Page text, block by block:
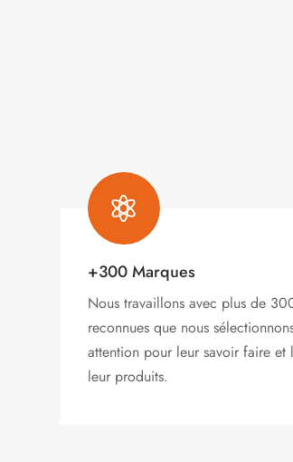

+300 Marques
Nous travaillons avec plus de
reconnues que nous
attention pour leur savoir faire et
leur produits.